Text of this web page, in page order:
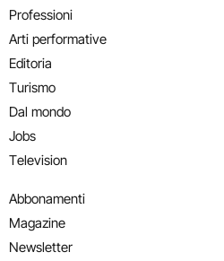
Professioni
Arti performative
Editoria
Turismo
Dal mondo
Jobs
Television
Abbonamenti
Magazine
Newsletter